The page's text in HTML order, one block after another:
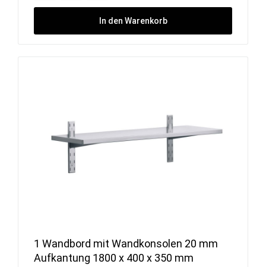
In den Warenkorb
1 Wandbord mit Wandkonsolen 20 mm
Aufkantung 1800 x 400 x 350 mm